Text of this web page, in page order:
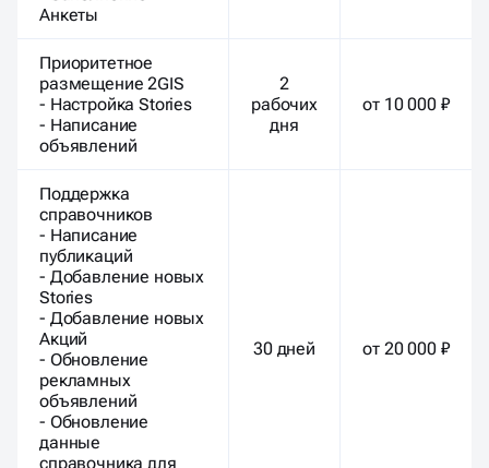
Анкеты
Приоритетное
размещение 2GIS
- Настройка Stories
- Написание
объявлений
2
рабочих
дня
от 10 000 ₽
Поддержка
справочников
- Написание
публикаций
- Добавление новых
Stories
- Добавление новых
Акций
- Обновление
рекламных
объявлений
- Обновление
данные
справочника для
30 дней от 20 000 ₽